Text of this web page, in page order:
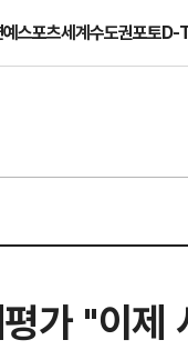
스포츠세계수도권포토D-
가 "이제